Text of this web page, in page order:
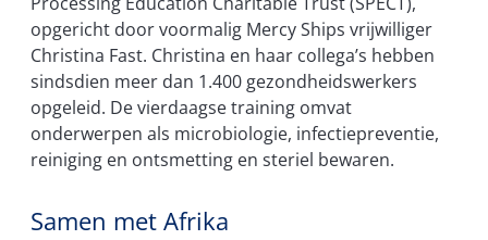
opgericht door voormalig Mercy Ships vrijwilliger
Christina Fast. Christina en haar collega’s hebben
sindsdien meer dan 1.400 gezondheidswerkers
opgeleid. De vierdaagse training omvat
onderwerpen als microbiologie, infectiepreventie,
reiniging en ontsmetting en steriel bewaren.
Samen met Afrika